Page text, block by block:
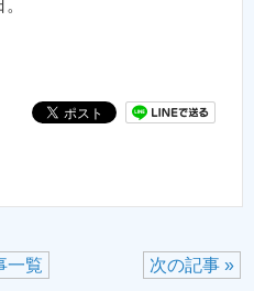
次の記事 »
一覧